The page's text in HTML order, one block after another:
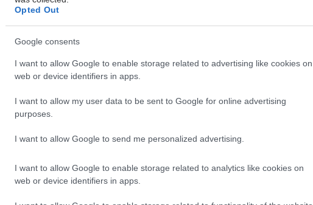
Opted Out
Google consents
I want to allow Google to enable storage related to advertising like cookies on
web or device identifiers in apps.
I want to allow my user data to be sent to Google for online advertising
purposes.
I want to allow Google to send me personalized advertising.
I want to allow Google to enable storage related to analytics like cookies on
web or device identifiers in apps.
(Σύλλογος Καρκινοπαθών και Σπανίων Παθήσεων Νομού Έβρου
Αδ. Γεωργιάδης στη Ρόδο: ''Σε ενάμιση χρόνο, το νοσοκομείο θα